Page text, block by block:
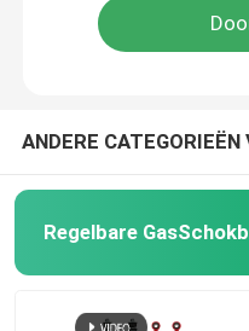
De Sluitingenlift van
Regelbaar Hoger
ANDERE CATEGORIEËN
Regelbare